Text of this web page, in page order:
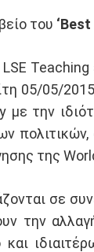
του
05/05/
την
της
σε
την